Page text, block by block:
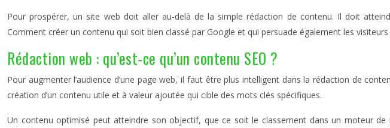
Pour prospérer, un site web doit aller au-delà de la simple rédaction de contenu. Il doit
Comment créer un contenu qui soit bien classé par Google et qui persuade également les
Rédaction web : qu’est-ce qu’un contenu SEO ?
Pour augmenter l’audience d’une page web, il faut être plus intelligent dans la rédaction de
création d’un contenu utile et à valeur ajoutée qui cible des mots clés spécifiques.
Un contenu optimisé peut atteindre son objectif, que ce soit le classement dans un moteur